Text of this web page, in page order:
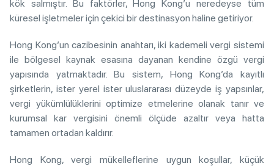
kök salmıştır. Bu faktörler, Hong Kong’u neredeyse tüm
küresel işletmeler için çekici bir destinasyon haline getiriyor.
Hong Kong’un cazibesinin anahtarı, iki kademeli vergi sistemi
ile bölgesel kaynak esasına dayanan kendine özgü vergi
yapısında yatmaktadır. Bu sistem, Hong Kong’da kayıtlı
şirketlerin, ister yerel ister uluslararası düzeyde iş yapsınlar,
vergi yükümlülüklerini optimize etmelerine olanak tanır ve
kurumsal kar vergisini önemli ölçüde azaltır veya hatta
tamamen ortadan kaldırır.
Hong Kong, vergi mükelleflerine uygun koşullar, küçük